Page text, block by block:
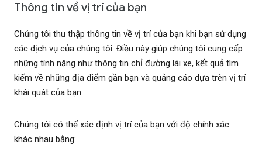
Thông tin về vị trí của bạn
Chúng tôi thu thập thông tin về vị trí của bạn khi bạn sử dụng
các dịch vụ của chúng tôi. Điều này giúp chúng tôi cung cấp
những tính năng như thông tin chỉ đường lái xe, kết quả tìm
kiếm về những địa điểm gần bạn và quảng cáo dựa trên vị trí
khái quát của bạn.
Chúng tôi có thể xác định vị trí của bạn với độ chính xác
khác nhau bằng: